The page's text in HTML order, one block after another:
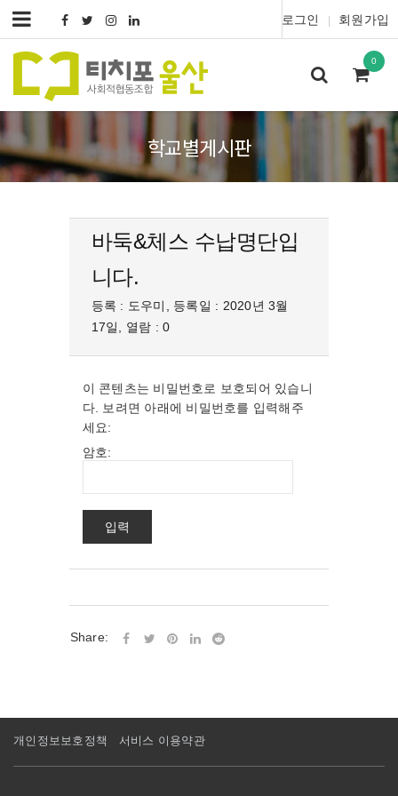
로그인 회원가입
0
학교별게시판
바둑&체스 수납명단입
니다.
등록 : 도우미, 등록일 : 2020년 3월
17일, 열람 : 0
이 콘텐츠는 비밀번호로 보호되어 있습니
다. 보려면 아래에 비밀번호를 입력해주
세요:
암호:
Share:
개인정보보호정책 서비스 이용약관